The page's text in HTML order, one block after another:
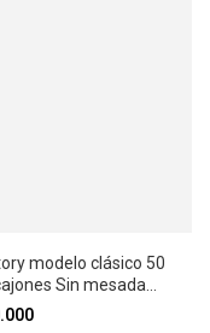
modelo clásico 50
Sin mesada
Clasico